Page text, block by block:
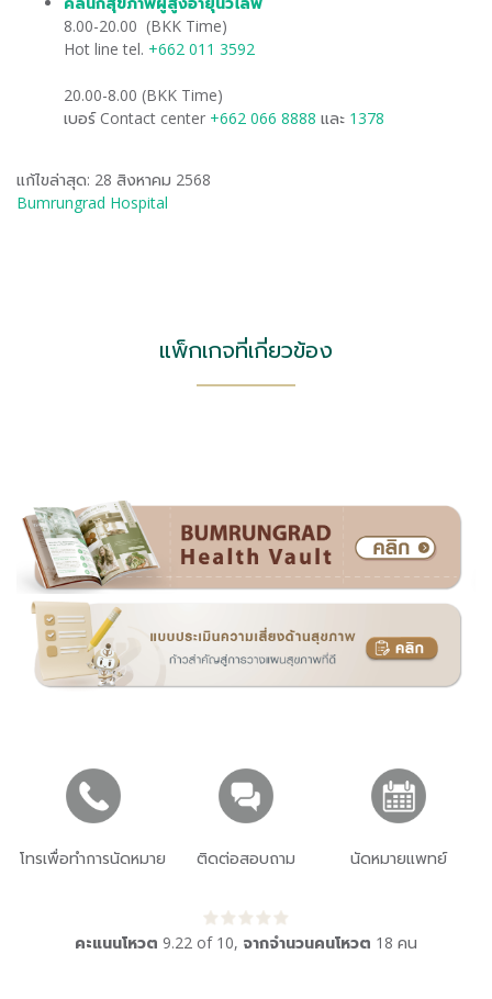
8.00-20.00 (BKK Time)
Hot line tel. +662 011 3592
20.00-8.00 (BKK Time)
เบอร์ Contact center +662 066 8888 และ 1378
แก้ไขล่าสุด: 28 สิงหาคม 2568
Bumrungrad Hospital
แพ็กเกจที่เกี่ยวข้อง
โทรเพื่อทำการนัดหมาย ติดต่อสอบถาม นัดหมายแพทย์
คะแนนโหวต 9.22 of 10, จากจำนวนคนโหวต 18 คน